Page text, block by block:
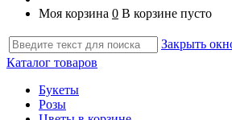
Моя корзина 0 В корзине пусто
Закрыть
Каталог товаров
Букеты
Розы